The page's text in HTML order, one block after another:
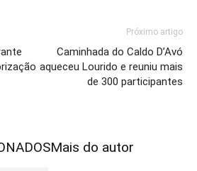
Próximo artigo
Caminhada do Caldo D’Avó
aqueceu Lourido e reuniu mais
de 300 participantes
Mais do autor